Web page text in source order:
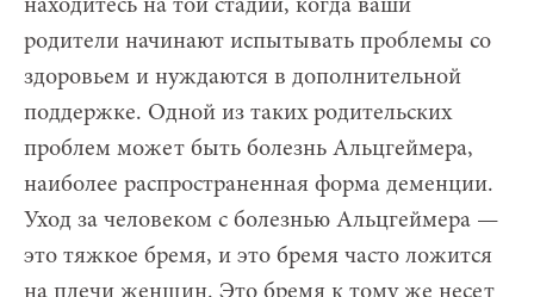
находитесь на той стадии, когда ваши
родители начинают испытывать проблемы со
здоровьем и нуждаются в дополнительной
поддержке. Одной из таких родительских
проблем может быть болезнь Альцгеймера,
наиболее распространенная форма деменции.
Уход за человеком с болезнью Альцгеймера —
это тяжкое бремя, и это бремя часто ложится
на плечи женщин. Это бремя к тому же несет